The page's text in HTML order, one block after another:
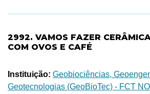
2992. VAMOS FAZER
COM OVOS E CAFÉ
Instituição: Geobiociências,
Geotecnologias (GeoBioTec) - FCT